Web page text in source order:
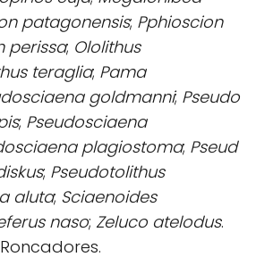
patagonensis; Pphioscion
perissa; Ololithus
teraglia; Pama
goldmanni; Pseudo
; Pseudosciaena
plagiostoma; Pseud
; Pseudotolithus
aluta; Sciaenoides
naso; Zeluco atelodus.